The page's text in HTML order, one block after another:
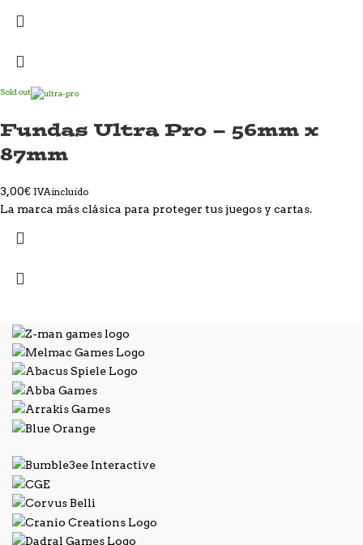
Sold out
Fundas Ultra Pro – 56mm x
87mm
3,00€ IVA incluido
La marca más clásica para proteger tus juegos y cartas.